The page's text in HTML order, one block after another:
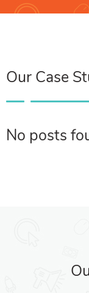
Our Case
No posts